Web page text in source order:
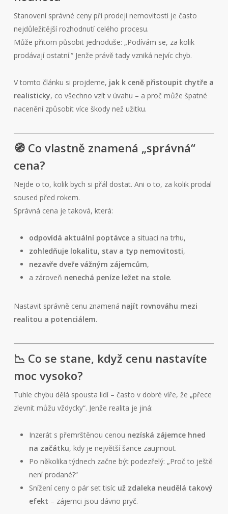
Stanovení správné ceny při prodeji nemovitosti je často
nejdůležitější rozhodnutí celého procesu.
Může přitom působit jednoduše: „Podívám se, za kolik
prodávají ostatní.“ Jenže právě tady vzniká nejvíc chyb.
V tomto článku si projdeme, jak k ceně přistoupit chytře a
realisticky, co všechno vzít v úvahu – a proč může špatné
nacenění způsobit více škody než užitku.
🧭 Co vlastně znamená „správná“
cena?
Nejde o to, kolik bych si přál dostat. Ani o to, za kolik prodal
soused před rokem.
Správná cena je taková, která:
odpovídá aktuální poptávcea situaci na trhu,
zohledňuje lokalitu, stav a typ nemovitosti,
nezavře dveře vážným zájemcům,
a zároveň nenechá peníze ležet na stole.
Nastavit správně cenu znamená najít rovnováhu mezi
realitou a potenciálem.
📉 Co se stane, když cenu nastavíte
moc vysoko?
Tuhle chybu dělá spousta lidí – často v dobré víře, že „přece
zlevnit můžu vždycky“. Jenže realita je jiná:
Inzerát s přemrštěnou cenou nezíská zájemce hned
na začátku, kdy je největší šance zaujmout.
Po několika týdnech začne být podezřelý: „Proč to ještě
není prodané?“
Snížení ceny o pár set tisíc už zdaleka neudělá takový
efekt – zájemci jsou dávno pryč.